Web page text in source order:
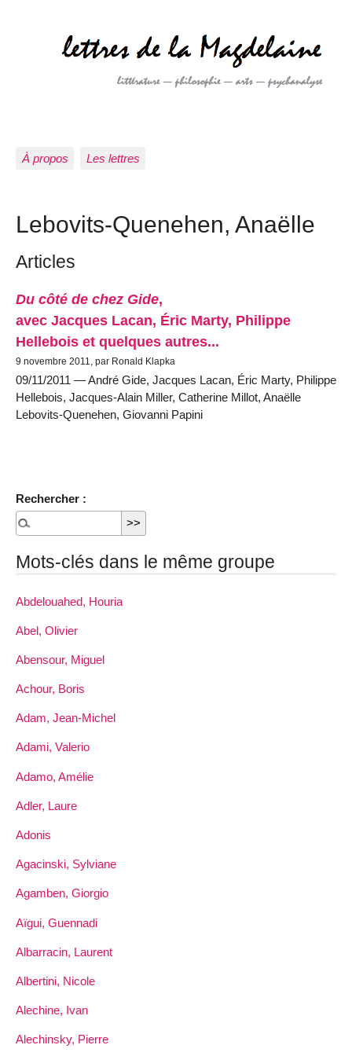
À propos Les lettres
Lebovits-Quenehen, Anaëlle
Articles
Du côté de chez Gide,
avec Jacques Lacan, Éric Marty, Philippe
Hellebois et quelques autres...
9 novembre 2011, par Ronald Klapka
09/11/2011 — André Gide, Jacques Lacan, Éric Marty, Philippe
Hellebois, Jacques-Alain Miller, Catherine Millot, Anaëlle
Lebovits-Quenehen, Giovanni Papini
Rechercher :
Mots-clés dans le même groupe
Abdelouahed, Houria
Abel, Olivier
Abensour, Miguel
Achour, Boris
Adam, Jean-Michel
Adami, Valerio
Adamo, Amélie
Adler, Laure
Adonis
Agacinski, Sylviane
Agamben, Giorgio
Aïgui, Guennadi
Albarracin, Laurent
Albertini, Nicole
Alechine, Ivan
Alechinsky, Pierre